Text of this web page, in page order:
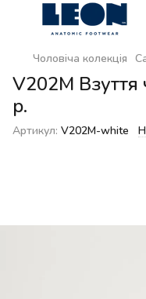
Чоловіча колекція
V202M Взуття
р.
Артикул: V202M-white